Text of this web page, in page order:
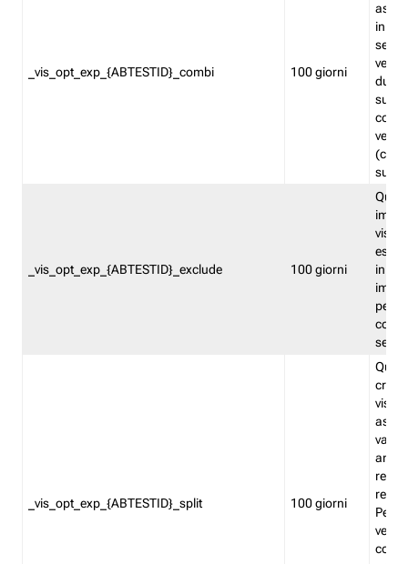
_vis_opt_exp_{ABTESTID}_combi 100 giorni
in
_vis_opt_exp_{ABTESTID}_exclude 100 giorni
in
_vis_opt_exp_{ABTESTID}_split 100 giorni